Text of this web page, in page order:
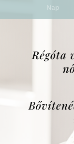
Nap
Régóta